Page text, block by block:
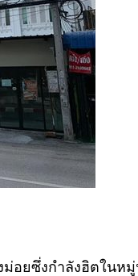
อยซึ่งกำลังฮิตในหมู่